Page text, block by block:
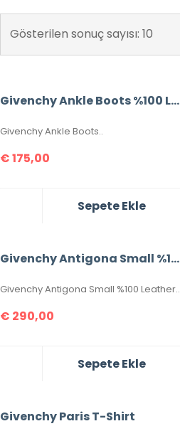
Gösterilen sonuç sayısı: 10
Givenchy Ankle Boots %100 Leather
Givenchy Ankle Boots..
€175,00
Sepete Ekle
Givenchy Antigona Small %100 Leather Bag
Givenchy Antigona Small %100 Leather..
€ 290,00
Sepete Ekle
Givenchy Paris T-Shirt